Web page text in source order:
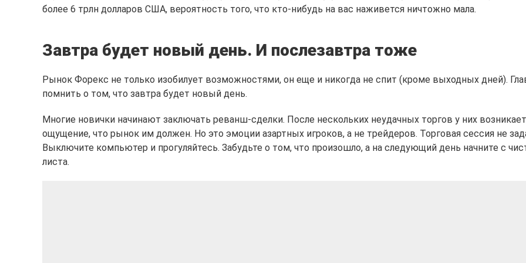
более 6 трлн долларов США, вероятность того, что кто-нибудь на вас наживется ничтожно мала.
Завтра будет новый день. И послезавтра тоже
Рынок Форекс не только изобилует возможностями, он еще и никогда не спит (кроме выходных дней).
помнить о том, что завтра будет новый день.
Многие новички начинают заключать реванш-сделки. После нескольких неудачных торгов у них возникает
ощущение, что рынок им должен. Но это эмоции азартных игроков, а не трейдеров. Торговая сессия не
Выключите компьютер и прогуляйтесь. Забудьте о том, что произошло, а на следующий день начните с
листа.